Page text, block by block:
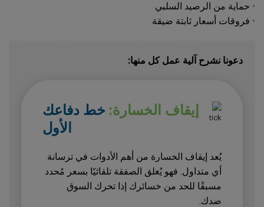
• حماية من الرصيد السلبي
• فروقات أسعار ثابتة ضيقة
دعونا نشرح آلية عمل كل منها:
إيقاف الخسارة: خط دفاعك
الأول
يُعد إيقاف الخسارة من أهم الأدوات في ترسانة
أي متداول. فهو يُغلق الصفقة تلقائيًا بسعر مُحدد
مسبقًا للحد من خسائرك إذا تحرك السوق
ضدك.